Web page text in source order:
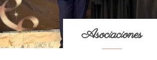
Asociaciones